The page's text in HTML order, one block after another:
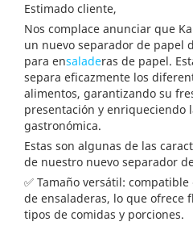
Estimado cliente,
Nos complace anunciar que
un nuevo separador de papel
para ensaladeras de papel.
separa eficazmente los
alimentos, garantizando su
presentación y enriqueciendo
gastronómica.
Estas son algunas de las
de nuestro nuevo separador
✅ Tamaño versátil:
de ensaladeras, lo que ofrece
tipos de comidas y porciones.